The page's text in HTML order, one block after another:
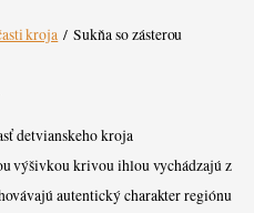
kroja / Sukňa so zásterou
detvianskeho kroja
výšivkou krivou ihlou vychádzajú z
autentický charakter regiónu